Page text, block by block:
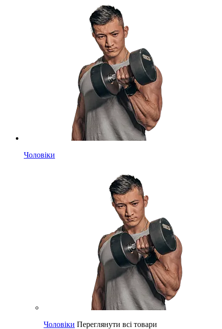
Чоловіки
Чоловіки Переглянути всі товари